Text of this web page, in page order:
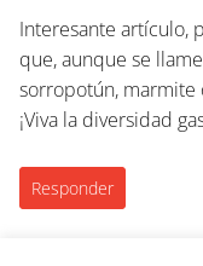
Interesante artículo,
que, aunque se
sorropotún, marmite
¡Viva la diversidad
Responder